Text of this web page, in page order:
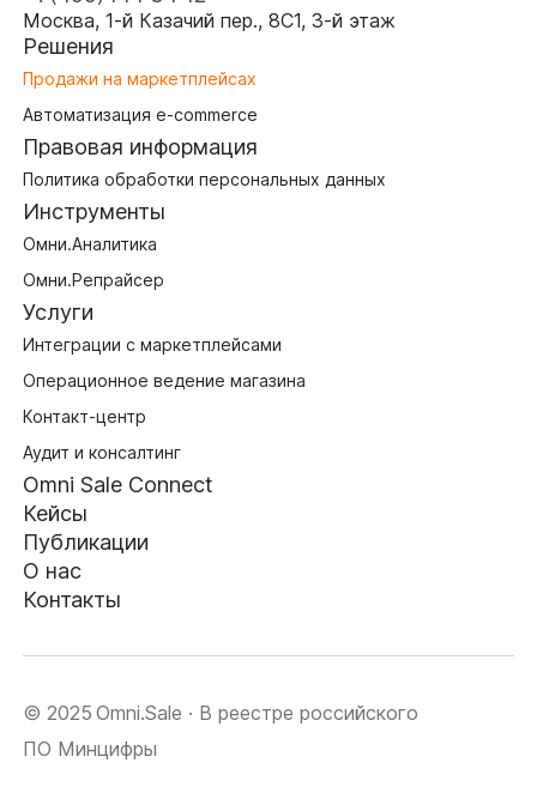
Москва, 1-й Казачий пер., 8С1, 3‑й этаж
Решения
Продажи на маркетплейсах
Автоматизация e-commerce
Правовая информация
Политика обработки персональных данных
Инструменты
Омни.Аналитика
Омни.Репрайсер
Услуги
Интеграции с маркетплейсами
Операционное ведение магазина
Контакт-центр
Аудит и консалтинг
Omni Sale Connect
Кейсы
Публикации
О нас
Контакты
© 2025 Omni.Sale · В реестре российского
ПО Минцифры